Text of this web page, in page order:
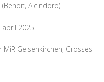
Alcindoro)
2025
Gelsenkirchen, Grosses